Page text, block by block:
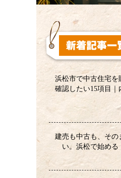
浜松市で中古住宅を
確認したい15項目｜
建売も中古も、その
い。浜松で始める